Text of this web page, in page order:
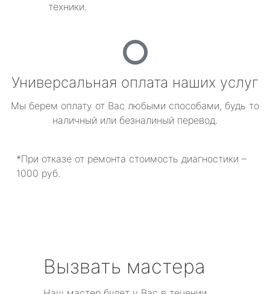
техники.
Универсальная оплата наших услуг
Мы берем оплату от Вас любыми способами, будь то
наличный или безналиный перевод.
*При отказе от ремонта стоимость диагностики –
1000 руб.
Вызвать мастера